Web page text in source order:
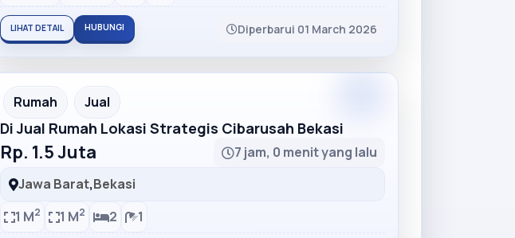
LIHAT DETAIL HUBUNGI Diperbarui 01 March 2026
Partner Ad
Rumah Jual
Di Jual Rumah Lokasi Strategis Cibarusah Bekasi
Rp. 1.5 Juta
7 jam, 0 menit yang lalu
Jawa Barat,Bekasi
1 M2 1 M2 2 1